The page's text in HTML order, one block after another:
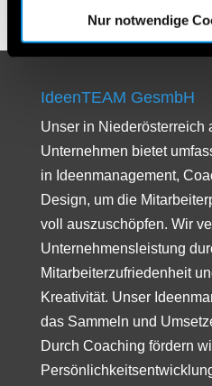
Nur notwendige
IdeenTEAM GesmbH
Unser in Niederösterreich
Unternehmen bietet
in Ideenmanagement,
Design, um die
voll auszuschöpfen. Wir
Unternehmensleistung
Mitarbeiterzufriedenheit
Kreativität. Unser
das Sammeln und
Durch Coaching fördern